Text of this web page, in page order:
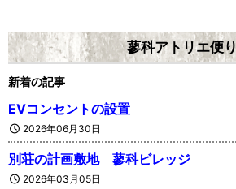
蓼科アトリエ便り
新着の記事
EVコンセントの設置
2026年06月30日
別荘の計画敷地 蓼科ビレッジ
2026年03月05日